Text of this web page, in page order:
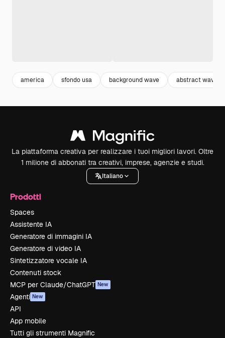
america sfondo usa background wave abstract wave
La piattaforma creativa per realizzare i tuoi migliori lavori. Oltre
1 milione di abbonati tra creativi, imprese, agenzie e studi.
Italiano
Prodotti
Spaces
Assistente IA
Generatore di immagini IA
Generatore di video IA
Sintetizzatore vocale IA
Contenuti stock
MCP per Claude/ChatGPT New
Agenti New
API
App mobile
Tutti gli strumenti Magnific